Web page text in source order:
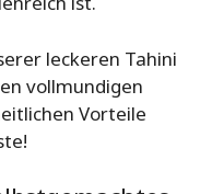
leckeren Tahini
vollmundigen
Vorteile